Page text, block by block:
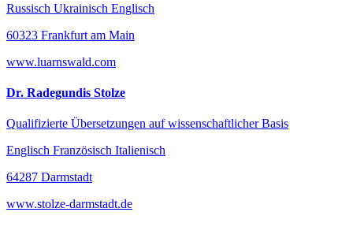
Russisch Ukrainisch Englisch
60323 Frankfurt am Main
www.luarnswald.com
Dr. Radegundis Stolze
Qualifizierte Übersetzungen auf wissenschaftlicher Basis
Englisch Französisch Italienisch
64287 Darmstadt
www.stolze-darmstadt.de